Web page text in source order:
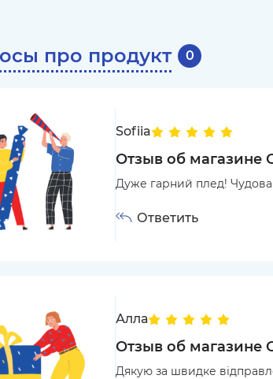
про продукт 0
Sofiia
Отзыв об магазине
Дуже гарний плед! Чудова
Ответить
Алла
Отзыв об магазине
Дякую за швидке